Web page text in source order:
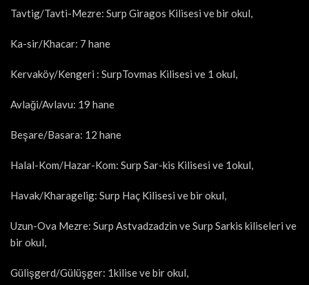
Tavtig/Tavti-Mezre: Surp Giragos Kilisesi ve bir okul,
Ka-sir/Khacar: 7 hane
Kervaköy/Kengeri : SurpTovmas Kilisesi ve 1 okul,
Avlaği/Avlavu: 19 hane
Beşare/Basara: 12 hane
Halal-Kom/Hazar-Kom: Surp Sar-kis Kilisesi ve 1okul,
Havak/Kharagelig: Surp Haç Kilisesi ve bir okul,
Uzun-Ova Mezre: Surp Astvadzadzin ve Surp Sarkis kiliseleri ve
bir okul,
Gülişgerd/Gülüşger: 1kilise ve bir okul,